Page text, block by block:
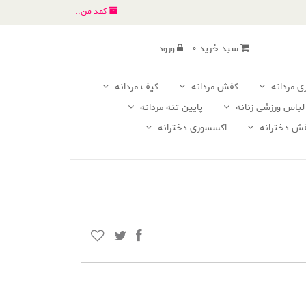
کمد من..
سبد خرید 0 ورود
مردانه کفش مردانه
کیف مردانه
لباس ورزشی زنانه
پایین تنه مردانه
دخترانه اکسسوری دخترانه